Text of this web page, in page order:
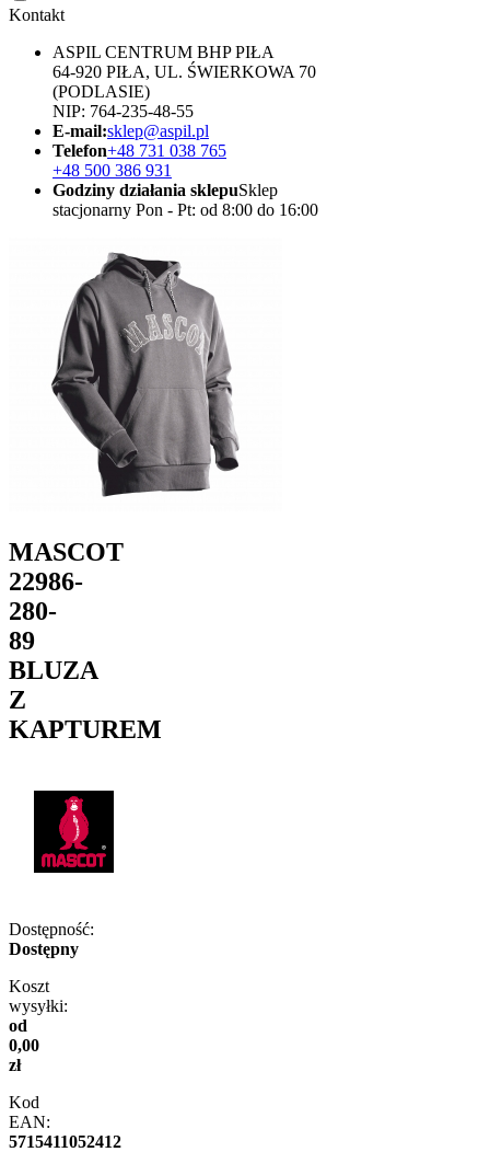
Kontakt
ASPIL CENTRUM BHP PIŁA
64-920 PIŁA, UL. ŚWIERKOWA 70
(PODLASIE)
NIP: 764-235-48-55
E-mail:sklep@aspil.pl
Telefon+48 731 038 765
+48 500 386 931
Godziny działania sklepuSklep
stacjonarny Pon - Pt: od 8:00 do 16:00
MASCOT
22986-
280-
89
BLUZA
Z
KAPTUREM
Dostępność:
Dostępny
Koszt
wysyłki:
od
0,00
zł
Kod
EAN:
5715411052412